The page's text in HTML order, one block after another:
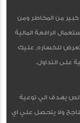
كبير من المخاطر ومن
الرافعة المالية
للخساره, عليك
على التداول.
يهدف الي توعية
ولا يتحصل علي اي